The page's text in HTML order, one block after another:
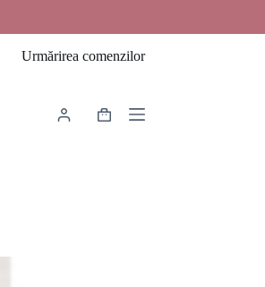
Urmărirea comenzilor
Coș